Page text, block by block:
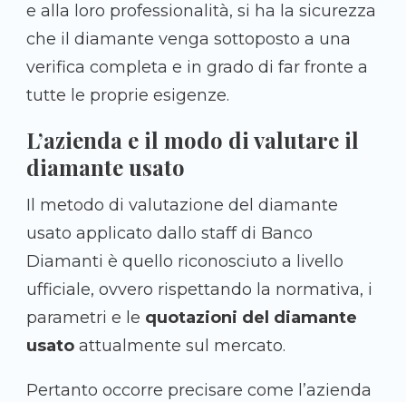
e alla loro professionalità, si ha la sicurezza
che il diamante venga sottoposto a una
verifica completa e in grado di far fronte a
tutte le proprie esigenze.
L’azienda e il modo di valutare il
diamante usato
Il metodo di valutazione del diamante
usato applicato dallo staff di Banco
Diamanti è quello riconosciuto a livello
ufficiale, ovvero rispettando la normativa, i
parametri e le quotazioni del diamante
usato attualmente sul mercato.
Pertanto occorre precisare come l’azienda